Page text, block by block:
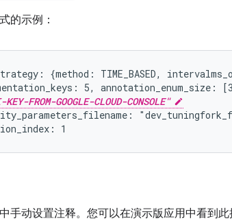
的示例：
{method: TIME_BASED,
5, annotation_enum_size:
FROM-GOOGLE-CLOUD-CONSOLE"
手动设置注释。您可以在演示版应用中看到